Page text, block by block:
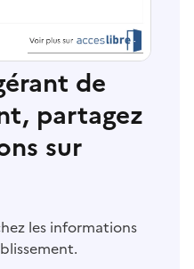
de
partagez
sur
les informations